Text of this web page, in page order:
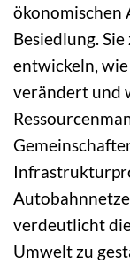
ökonomischen
Besiedlung.
entwickeln,
verändert und
verdeutlicht
Umwelt zu